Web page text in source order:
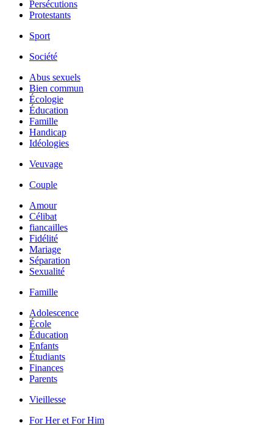
Persécutions
Protestants
Sport
Société
Abus sexuels
Bien commun
Écologie
Éducation
Famille
Handicap
Idéologies
Veuvage
Couple
Amour
Célibat
fiancailles
Fidélité
Mariage
Séparation
Sexualité
Famille
Adolescence
École
Éducation
Enfants
Étudiants
Finances
Parents
Vieillesse
For Her et For Him